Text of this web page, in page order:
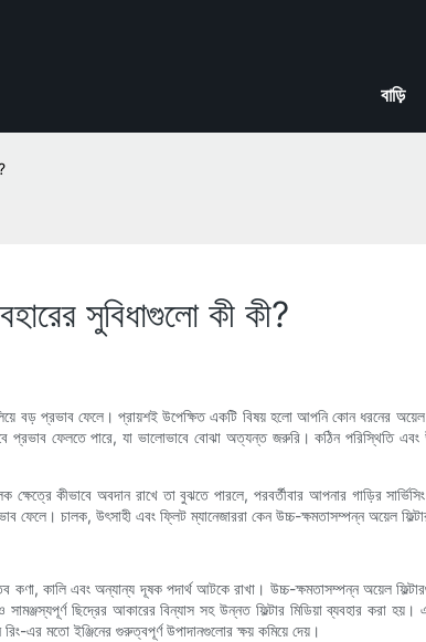
বাড়ি
সুবিধাগুলো কী কী?
বড় প্রভাব ফেলে। প্রায়শই উপেক্ষিত একটি বিষয় হলো আপনি কোন ধরনের
প্রভাব ফেলতে পারে, যা ভালোভাবে বোঝা অত্যন্ত জরুরি। কঠিন পরিস্থিতি
ক্ষেত্রে কীভাবে অবদান রাখে তা বুঝতে পারলে, পরবর্তীবার আপনার গাড়ির
ফেলে। চালক, উৎসাহী এবং ফ্লিট ম্যানেজাররা কেন উচ্চ-ক্ষমতাসম্পন্ন অয়েল
কালি এবং অন্যান্য দূষক পদার্থ আটকে রাখা। উচ্চ-ক্ষমতাসম্পন্ন অয়েল
ছিদ্রের আকারের বিন্যাস সহ উন্নত ফিল্টার মিডিয়া ব্যবহার করা
এর মতো ইঞ্জিনের গুরুত্বপূর্ণ উপাদানগুলোর ক্ষয় কমিয়ে দেয়।